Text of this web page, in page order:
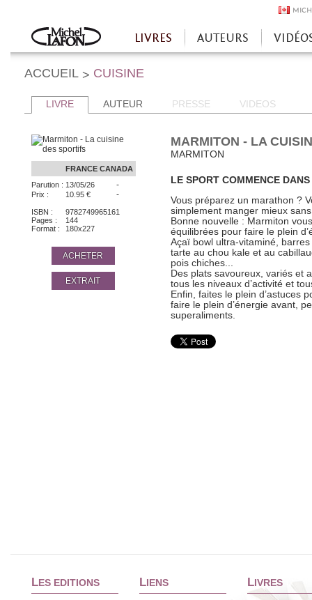
Accueil
LIVRES AUTEURS
ACCUEIL > CUISINE
LIVRE AUTEUR PRESSE VIDEOS
FRANCE CANADA
Parution : 13/05/26 -
Prix : 10.95 € -
ISBN :
9782749965161
Pages :
144
Format :
180x227
ACHETER
EXTRAIT
MARMITON - LA
MARMITON
LE SPORT COMMENCE
Vous préparez un marathon ?
simplement manger mieux
Bonne nouvelle : Marmiton
équilibrées pour faire le plein
Açaï bowl ultra-vitaminé,
tarte au chou kale et au
pois chiches...
Des plats savoureux, variés et
tous les niveaux d’activité et
Enfin, faites le plein d’astuces
faire le plein d’énergie avant,
superaliments.
LES EDITIONS LIENS LIVRES